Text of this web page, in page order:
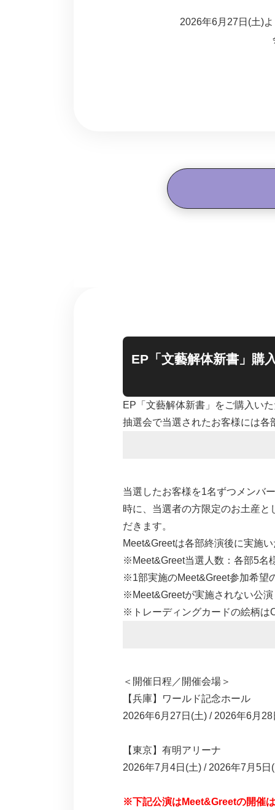
2026年6月27日(土)
EP「文藝解体新書」購
EP「文藝解体新書」をご購入い
抽選会で当選されたお客様には各
当選したお客様を1名ずつメンバ
時に、当選者の方限定のお土産
だきます。
Meet&Greetは各部終演後に実施
※Meet&Greet当選人数：各部5名
※1部実施のMeet&Greet参加希望
※Meet&Greetが実施されない公
※トレーディングカードの絵柄は
＜開催日程／開催会場＞
【兵庫】ワールド記念ホール
2026年6月27日(土) / 2026年6月
【東京】有明アリーナ
2026年7月4日(土) / 2026年7月5日
※下記公演はMeet&Greetの開催